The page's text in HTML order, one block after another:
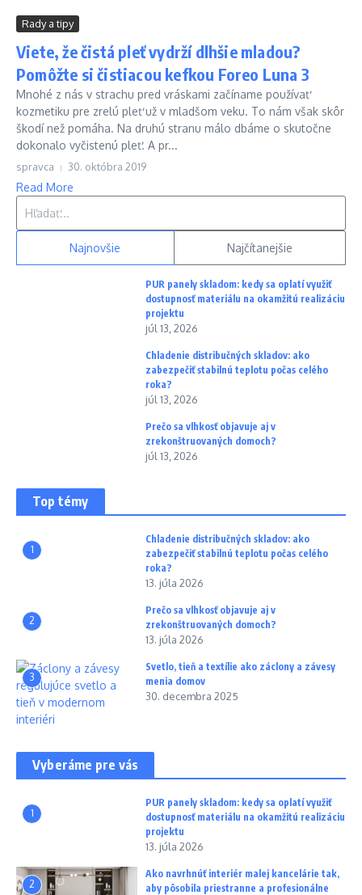
Rady a tipy
Viete, že čistá pleť vydrží dlhšie mladou?
Pomôžte si čistiacou kefkou Foreo Luna 3
Mnohé z nás v strachu pred vráskami začíname používať
kozmetiku pre zrelú pleť už v mladšom veku. To nám však skôr
škodí než pomáha. Na druhú stranu málo dbáme o skutočne
dokonalo vyčistenú pleť. A pr...
spravca 30. októbra 2019
Read More
Najnovšie Najčítanejšie
PUR panely skladom: kedy sa oplatí využiť
dostupnosť materiálu na okamžitú realizáciu
projektu
júl 13, 2026
Chladenie distribučných skladov: ako
zabezpečiť stabilnú teplotu počas celého
roka?
júl 13, 2026
Prečo sa vlhkosť objavuje aj v
zrekonštruovaných domoch?
júl 13, 2026
Top témy
1
Chladenie distribučných skladov: ako
zabezpečiť stabilnú teplotu počas celého
roka?
13. júla 2026
2
Prečo sa vlhkosť objavuje aj v
zrekonštruovaných domoch?
13. júla 2026
3
Svetlo, tieň a textílie ako záclony a závesy
menia domov
30. decembra 2025
Vyberáme pre vás
1
PUR panely skladom: kedy sa oplatí využiť
dostupnosť materiálu na okamžitú realizáciu
projektu
13. júla 2026
2
Ako navrhnúť interiér malej kancelárie tak,
aby pôsobila priestranne a profesionálne